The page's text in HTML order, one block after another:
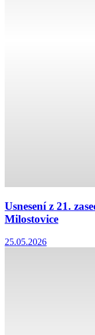
Usnesení z 21.
Milostovice
25.05.2026